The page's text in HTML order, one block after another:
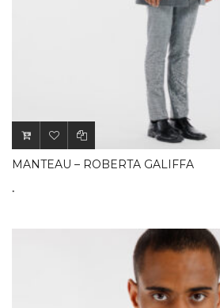
MANTEAU – ROBERTA GALIFFA